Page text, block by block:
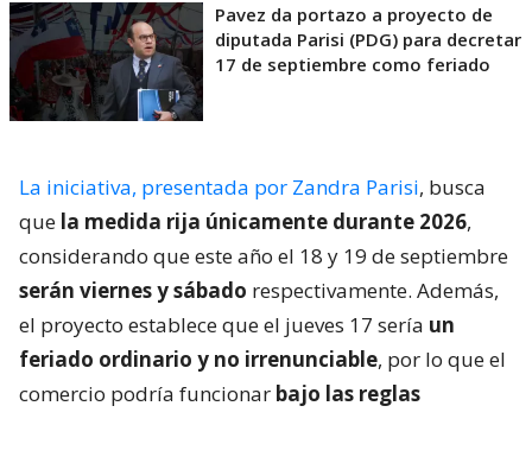
Pavez da portazo a proyecto de
diputada Parisi (PDG) para decretar
17 de septiembre como feriado
La iniciativa, presentada por Zandra Parisi, busca
que la medida rija únicamente durante 2026,
considerando que este año el 18 y 19 de septiembre
serán viernes y sábado respectivamente. Además,
el proyecto establece que el jueves 17 sería un
feriado ordinario y no irrenunciable, por lo que el
comercio podría funcionar bajo las reglas